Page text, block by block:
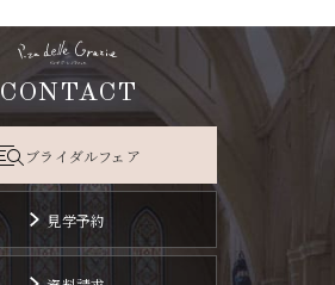
CONTACT
ブライダルフェア
見学予約